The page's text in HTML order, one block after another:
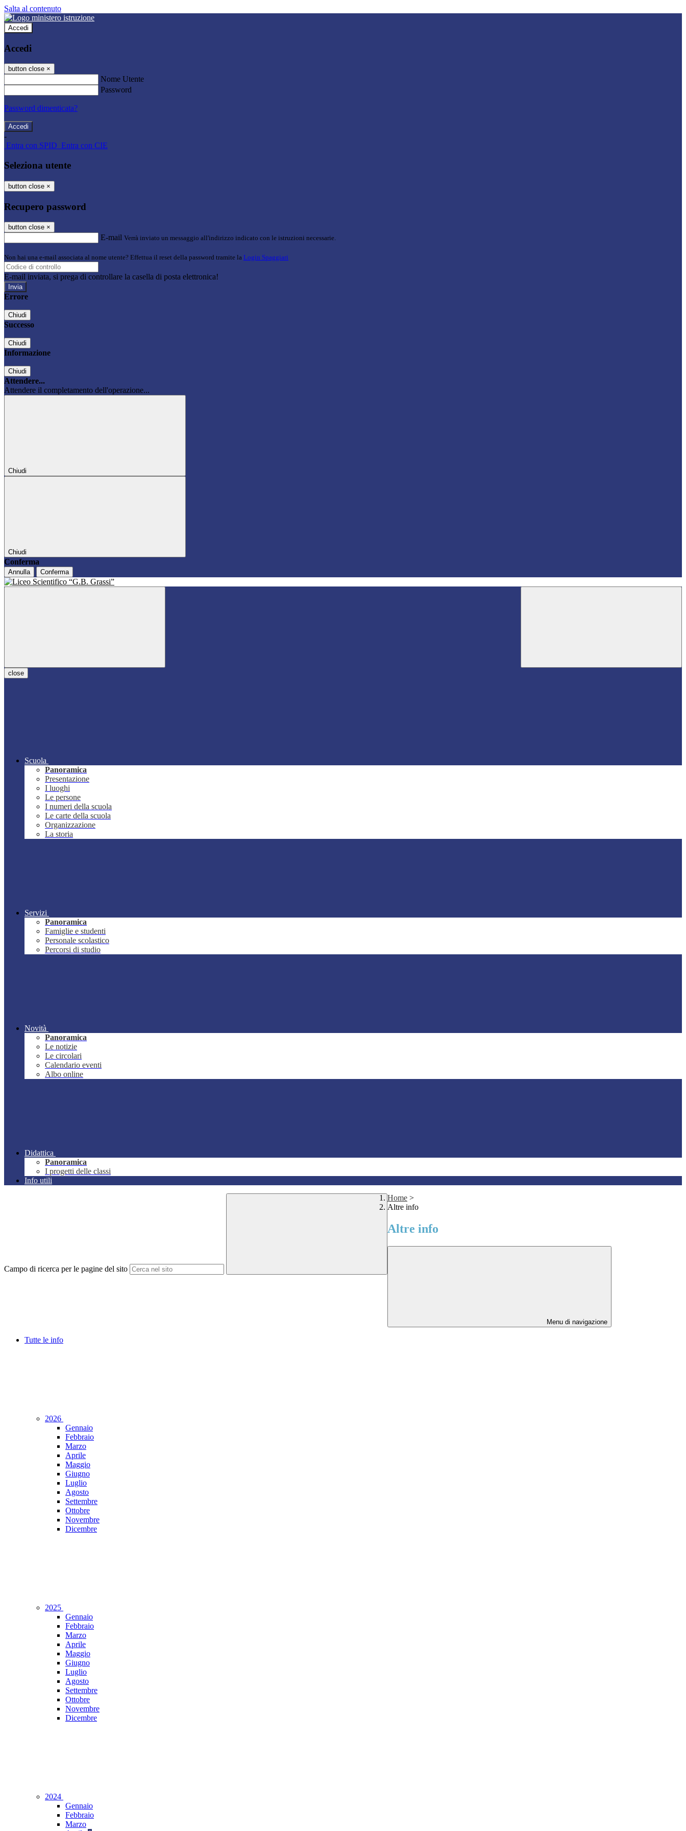
Salta al contenuto
Accedi
Accedi
button close ×
Nome Utente
Password
Password dimenticata?
-
Entra con SPID Entra con CIE
Seleziona utente
button close ×
Recupero password
button close ×
E-mail Verrà inviato un messaggio all'indirizzo indicato con le istruzioni necessarie.
Non hai una e-mail associata al nome utente? Effettua il reset della password tramite la Login Spaggiari
E-mail inviata, si prega di controllare la casella di posta elettronica!
Errore
Chiudi
Successo
Chiudi
Informazione
Chiudi
Attendere...
Attendere il completamento dell'operazione...
Chiudi
Chiudi
Conferma
Annulla Conferma
close
Scuola
Panoramica
Presentazione
I luoghi
Le persone
I numeri della scuola
Le carte della scuola
Organizzazione
La storia
Servizi
Panoramica
Famiglie e studenti
Personale scolastico
Percorsi di studio
Novità
Panoramica
Le notizie
Le circolari
Calendario eventi
Albo online
Didattica
Panoramica
I progetti delle classi
Info utili
Campo di ricerca per le pagine del sito
Home >
Altre info
Altre info
Menu di navigazione
Tutte le info
2026
Gennaio
Febbraio
Marzo
Aprile
Maggio
Giugno
Luglio
Agosto
Settembre
Ottobre
Novembre
Dicembre
2025
Gennaio
Febbraio
Marzo
Aprile
Maggio
Giugno
Luglio
Agosto
Settembre
Ottobre
Novembre
Dicembre
2024
Gennaio
Febbraio
Marzo